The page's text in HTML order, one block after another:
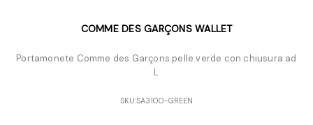
COMME DES GARÇONS WALLET
Portamonete Comme des Garçons pelle verde con chiusura ad
L
SKU:SA3100-GREEN